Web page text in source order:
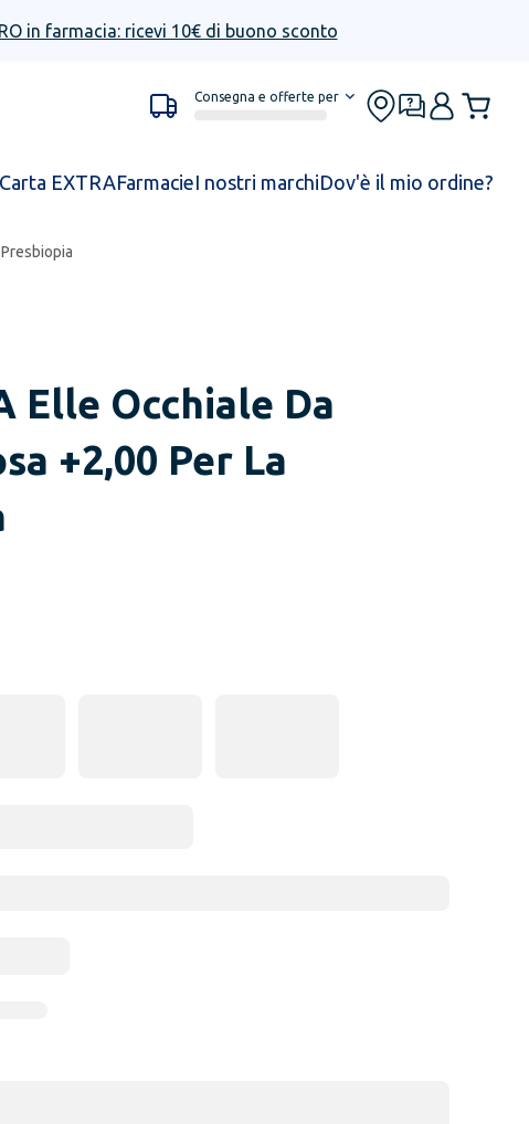
in farmacia: ricevi 10€ di buono sconto
Consegna e offerte per
Carta EXTRAFarmacieI nostri marchiDov'è il mio ordine?
Elle Occhiale Da
+2,00 Per La